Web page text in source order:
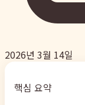
2026년 3월 14일
핵심 요약